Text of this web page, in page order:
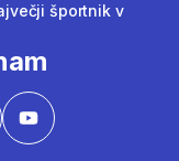
športnik v